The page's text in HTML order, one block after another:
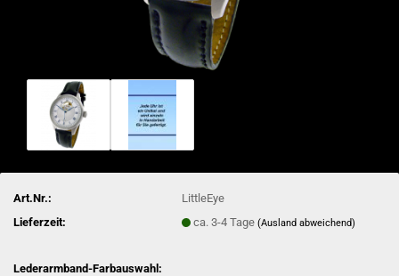
Art.Nr.:
LittleEye
Lieferzeit:
ca. 3-4 Tage(Ausland abweichend)
Lederarmband-Farbauswahl: